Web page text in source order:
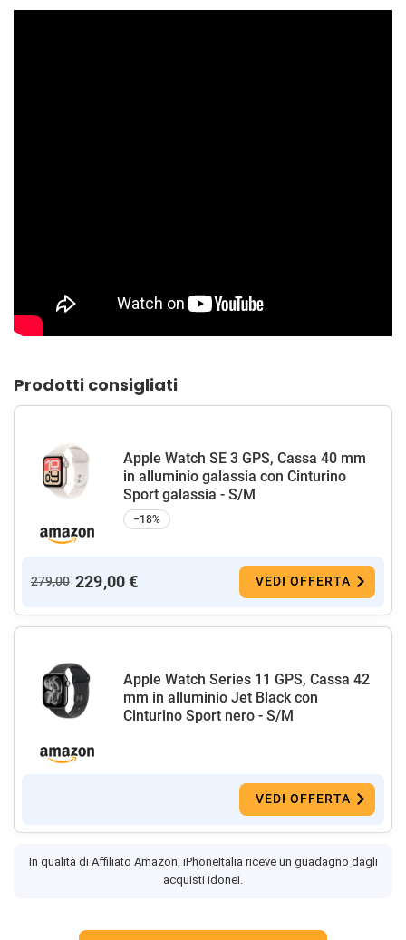
Prodotti consigliati
Apple Watch SE 3 GPS, Cassa 40 mm
in alluminio galassia con Cinturino
Sport galassia - S/M
−18%
279,00 229,00 € VEDI OFFERTA
Apple Watch Series 11 GPS, Cassa 42
mm in alluminio Jet Black con
Cinturino Sport nero - S/M
VEDI OFFERTA
In qualità di Affiliato Amazon, iPhoneItalia riceve un guadagno dagli
acquisti idonei.